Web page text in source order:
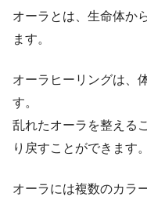
オーラとは、生命体か
ます。
オーラヒーリングは、
す。
乱れたオーラを整える
り戻すことができます。
オーラには複数のカラ